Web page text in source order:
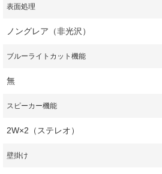
表面処理
ノングレア（非光沢）
ブルーライトカット機能
無
スピーカー機能
2W×2（ステレオ）
壁掛け